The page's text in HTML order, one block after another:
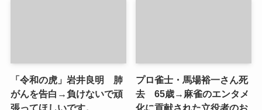
「令和の虎」岩井良明 肺
がんを告白→負けないで頑
張ってほしいです。
プロ雀士・馬場裕一さん死
去 65歳→麻雀のエンタメ
化に貢献された立役者のお